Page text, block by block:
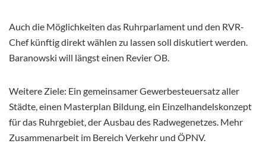
Auch die Möglichkeiten das Ruhrparlament und den RVR-
Chef künftig direkt wählen zu lassen soll diskutiert werden.
Baranowski will längst einen Revier OB.
Weitere Ziele: Ein gemeinsamer Gewerbesteuersatz aller
Städte, einen Masterplan Bildung, ein Einzelhandelskonzept
für das Ruhrgebiet, der Ausbau des Radwegenetzes. Mehr
Zusammenarbeit im Bereich Verkehr und ÖPNV.